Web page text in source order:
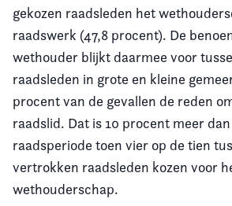
gekozen raadsleden het
raadswerk (47,8 procent). De
wethouder blijkt daarmee voor
raadsleden in grote en kleine
procent van de gevallen de reden
raadslid. Dat is 10 procent meer
raadsperiode toen vier op de tien
vertrokken raadsleden kozen voor
wethouderschap.